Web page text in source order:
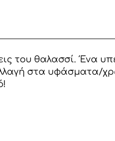
του θαλασσί. Ένα
στα υφάσματα/